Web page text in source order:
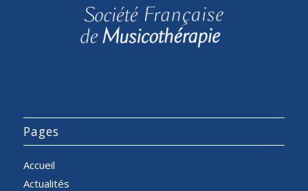
Pages
Accueil
Actualités